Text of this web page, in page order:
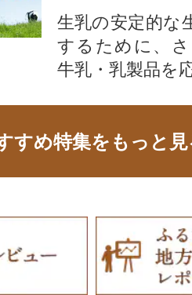
生乳の安定的な
するために、
牛乳・乳製品を
すめ特集をもっと